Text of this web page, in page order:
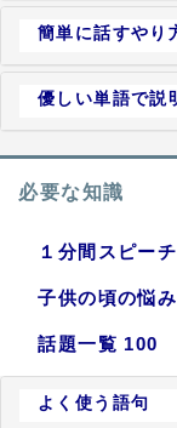
簡単に話すやり
優しい単語で
必要な知識
１分間スピーチ
子供の頃の悩み
話題一覧 100
よく使う語